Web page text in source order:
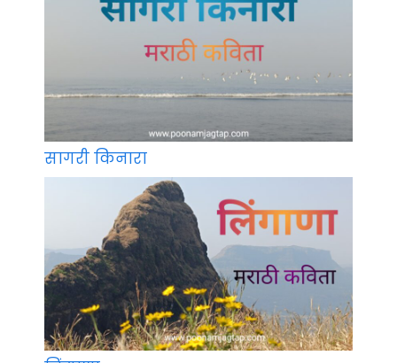
सागरी किनारा